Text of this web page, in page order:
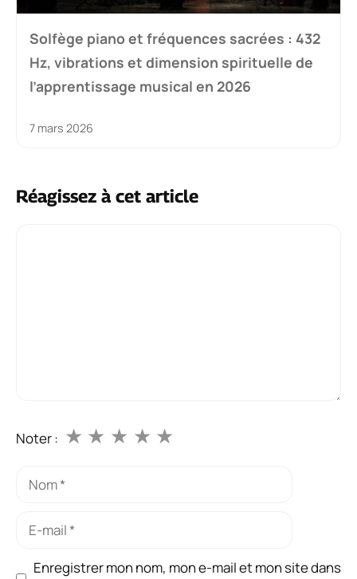
Solfège piano et fréquences sacrées : 432
Hz, vibrations et dimension spirituelle de
l’apprentissage musical en 2026
7 mars 2026
Réagissez à cet article
Noter : ★
★
★
★
★
Nom
Enregistrer mon nom, mon e-mail et mon site dans